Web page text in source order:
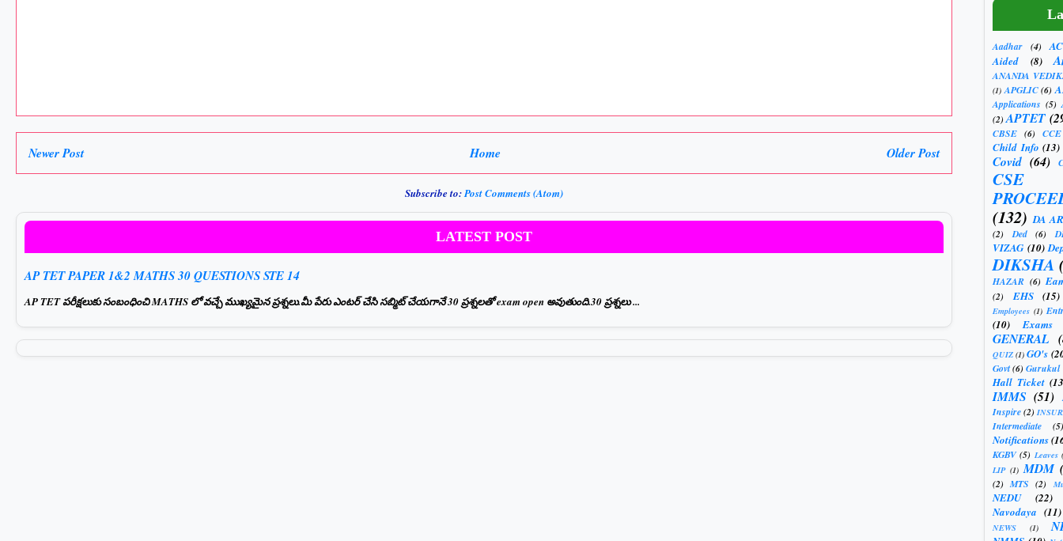
Newer Post Older Post
Home
Subscribe to:Post Comments (Atom)
LATEST POST
AP TET PAPER 1&2 MATHS 30 QUESTIONS STE 14
AP TET పరీక్షలుకు సంబంధించి MATHS లో వచ్చే ముఖ్యమైన ప్రశ్నలు.మీ పేరు ఎంటర్ చేసి సబ్మిట్ చేయగానే 30 ప్రశ్నలతో exam open అవుతుంది.30 ప్రశ్నలు ...
Aadhar (4)
Aided
(8)
ANANDA
(1) APGLIC (6)
Applications (5)
(2)APTET
CBSE (6) CCE
Child Info (13)
Covid (64)
CSE
(132) DA
(2) Ded (6)
VIZAG (10)
DIKSHA
HAZAR (6)
(2) EHS (15)
Employees (1)
(10) Exams
GENERAL
QUIZ (1) GO's
Govt(6)Gurukul
Hall Ticket
IMMS (51)
Inspire(2)
Intermediate (5)
Notifications
KGBV (5) Leaves
LIP (1) MDM
(2) MTS (2)
NEDU
(22)
Navodaya (11)
NEWS (1)